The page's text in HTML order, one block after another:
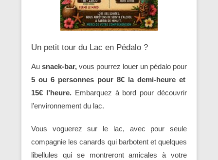
Un petit tour du Lac en Pédalo ?
Au snack-bar, vous pourrez louer un pédalo pour
5 ou 6 personnes pour 8€ la demi-heure et
15€ l’heure.Embarquez à bord pour découvrir
l’environnement du lac.
Vous voguerez sur le lac, avec pour seule
compagnie les canards qui barbotent et quelques
libellules qui se montreront amicales à votre